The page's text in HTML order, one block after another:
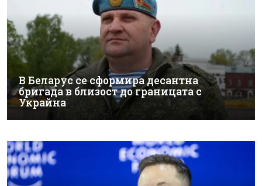
В Беларус се сформира десантна
бригада в близост до границата с
Украйна